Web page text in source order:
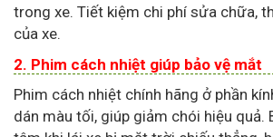
trong xe. Tiết kiệm chi phí sửa chữa,
của xe.
2. Phim cách nhiệt giúp bảo vệ mắt
Phim cách nhiệt chính hãng ở phần
dán màu tối, giúp giảm chói hiệu quả.